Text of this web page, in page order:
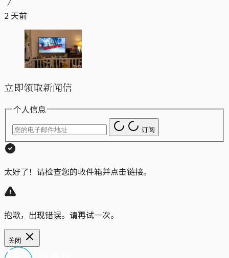
2 天前
立即领取新闻信
个人信息
订阅
太好了！请检查您的收件箱并点击链接。
抱歉，出现错误。请再试一次。
关闭